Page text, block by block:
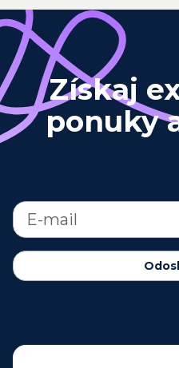
Získaj
ponuky